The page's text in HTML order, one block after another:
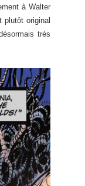
à Walter
original
très